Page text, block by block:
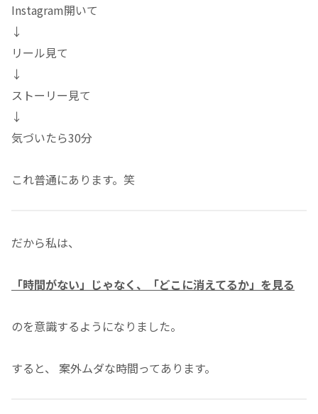
Instagram開いて
↓
リール見て
↓
ストーリー見て
↓
気づいたら30分
これ普通にあります。笑
だから私は、
「時間がない」じゃなく、「どこに消えてるか」を見る
のを意識するようになりました。
すると、 案外ムダな時間ってあります。